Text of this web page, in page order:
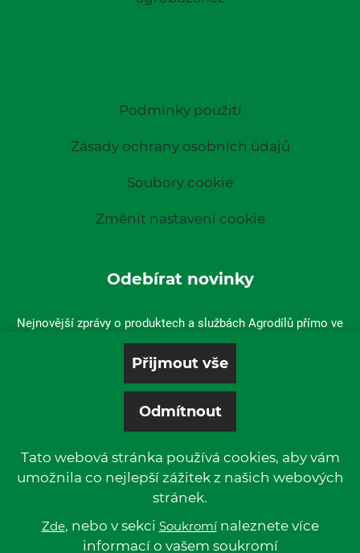
Podmínky použití
Zásady ochrany osobních údajů
Soubory cookie
Změnit nastavení cookie
Odebírat novinky
Nejnovější zprávy o produktech a službách Agrodílů přímo ve
vaší doručené poště.
© 2019 P & L, spol. s r. o. | All rights reserved.
Powered byKentico
Tato webová stránka používá cookies, aby vám
umožnila co nejlepší zážitek z našich webových
stránek.
Zde, nebo v sekci Soukromínaleznete více
informací o vašem soukromí